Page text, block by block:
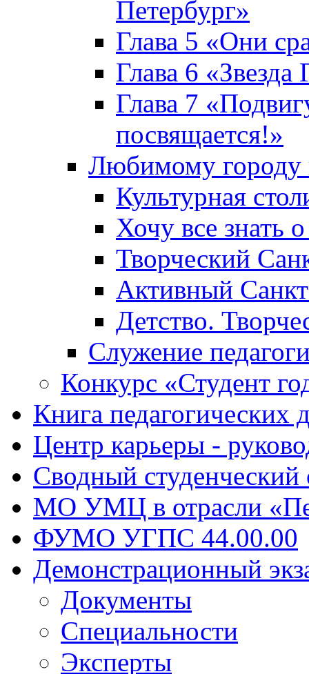
Петербург»
Глава 5 «Они
Глава 6 «Звезда
Глава 7
посвящается!»
Любимому городу
Культурная
Хочу все знать
Творческий
Активный
Детство.
Служение
Конкурс «Студент
Книга педагогических
Центр карьеры -
Сводный
МО УМЦ в отрасли
ФУМО УГПС 44.00.00
Демонстрационный
Документы
Специальности
Эксперты